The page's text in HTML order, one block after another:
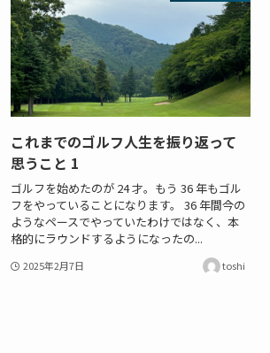
これまでのゴルフ人生を振り返って
思うこと 1
ゴルフを始めたのが 24 才。もう 36 年もゴル
フをやっていることになります。 36 年間今の
ようなペースでやっていたわけではなく、本
格的にラウンドするようになったの...
2025年2月7日 toshi